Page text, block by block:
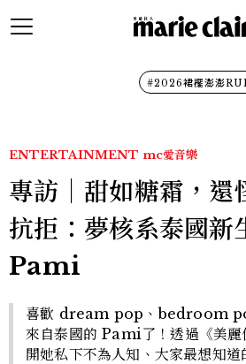
#2026裙襬澎澎
ENTERTAINMENT mc愛音樂
專訪｜甜如糖霜，還
抗拒：夢核系泰國新
Pami
喜歡 dream pop、bedroom
來自泰國的 Pami了！透過《美麗
開她私下不為人知、大家最想知道